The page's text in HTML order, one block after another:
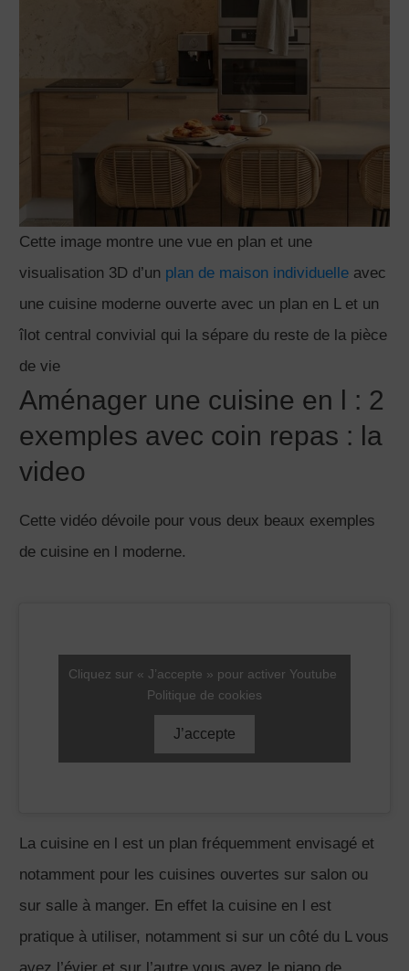
Cette image montre une vue en plan et une
visualisation 3D d’un plan de maison individuelle avec
une cuisine moderne ouverte avec un plan en L et un
îlot central convivial qui la sépare du reste de la pièce
de vie
Aménager une cuisine en l : 2
exemples avec coin repas : la
video
Cette vidéo dévoile pour vous deux beaux exemples
de cuisine en l moderne.
Cliquez sur « J’accepte » pour activer Youtube
Politique de cookies
J’accepte
La cuisine en l est un plan fréquemment envisagé et
notamment pour les cuisines ouvertes sur salon ou
sur salle à manger. En effet la cuisine en l est
pratique à utiliser, notamment si sur un côté du L vous